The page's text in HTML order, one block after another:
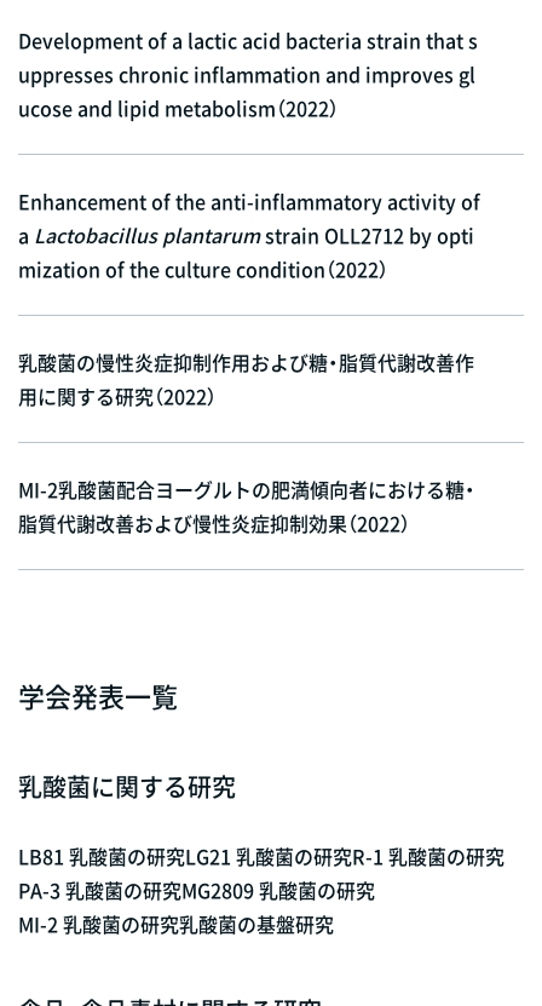
Development of a lactic acid bacteria strain that s
uppresses chronic inflammation and improves gl
ucose and lipid metabolism（2022）
Enhancement of the anti-inflammatory activity of
a Lactobacillus plantarumstrain OLL2712 by opti
mization of the culture condition（2022）
乳酸菌の慢性炎症抑制作用および糖・脂質代謝改善作
用に関する研究（2022）
MI-2乳酸菌配合ヨーグルトの肥満傾向者における糖・
脂質代謝改善および慢性炎症抑制効果（2022）
学会発表一覧
乳酸菌に関する研究
LB81 乳酸菌の研究LG21 乳酸菌の研究R-1 乳酸菌の研究
PA-3 乳酸菌の研究MG2809 乳酸菌の研究
MI-2 乳酸菌の研究乳酸菌の基盤研究